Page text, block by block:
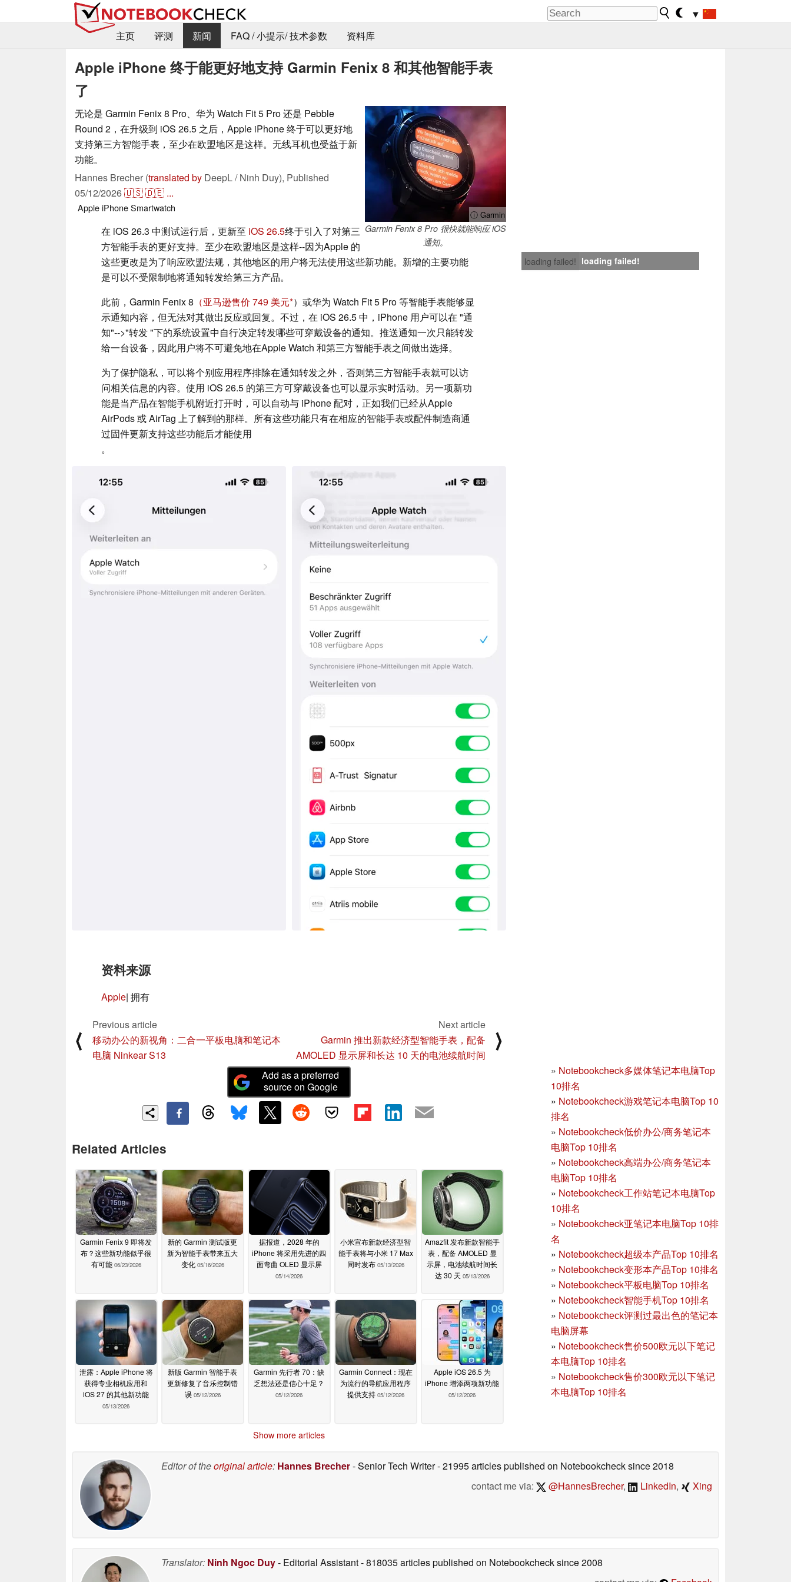
▼
主页
评测 新闻 FAQ / 小提示/ 技术参数 资料库
Apple iPhone 终于能更好地支持 Garmin Fenix 8 和其他智能手表
了
ⓘ Garmin
Garmin Fenix 8 Pro 很快就能响应 iOS
通知。
无论是 Garmin Fenix 8 Pro、华为 Watch Fit 5 Pro 还是 Pebble
Round 2，在升级到 iOS 26.5 之后，Apple iPhone 终于可以更好地
支持第三方智能手表，至少在欧盟地区是这样。无线耳机也受益于新
功能。
Hannes Brecher (translated by DeepL / Ninh Duy), Published
05/12/2026🇺🇸🇩🇪 ...
AppleiPhoneSmartwatch
loading failed! loading failed!
在 iOS 26.3 中测试运行后，更新至 iOS 26.5终于引入了对第三
方智能手表的更好支持。至少在欧盟地区是这样--因为Apple 的
这些更改是为了响应欧盟法规，其他地区的用户将无法使用这些新功能。新增的主要功能
是可以不受限制地将通知转发给第三方产品。
此前，Garmin Fenix 8 （亚马逊售价 749 美元 ）或华为 Watch Fit 5 Pro 等智能手表能够显
示通知内容，但无法对其做出反应或回复。不过，在 iOS 26.5 中，iPhone 用户可以在 "通
知"-->"转发 "下的系统设置中自行决定转发哪些可穿戴设备的通知。推送通知一次只能转发
给一台设备，因此用户将不可避免地在Apple Watch 和第三方智能手表之间做出选择。
为了保护隐私，可以将个别应用程序排除在通知转发之外，否则第三方智能手表就可以访
问相关信息的内容。使用 iOS 26.5 的第三方可穿戴设备也可以显示实时活动。另一项新功
能是当产品在智能手机附近打开时，可以自动与 iPhone 配对，正如我们已经从Apple
AirPods 或 AirTag 上了解到的那样。所有这些功能只有在相应的智能手表或配件制造商通
过固件更新支持这些功能后才能使用
。
资料来源
Apple| 拥有
⟨
Previous article
移动办公的新视角：二合一平板电脑和笔记本
电脑 Ninkear S13
Next article
Garmin 推出新款经济型智能手表，配备
AMOLED 显示屏和长达 10 天的电池续航时间
⟩
» Notebookcheck多媒体笔记本电脑Top
10排名
» Notebookcheck游戏笔记本电脑Top 10
排名
» Notebookcheck低价办公/商务笔记本
电脑Top 10排名
» Notebookcheck高端办公/商务笔记本
电脑Top 10排名
» Notebookcheck工作站笔记本电脑Top
10排名
» Notebookcheck亚笔记本电脑Top 10排
名
» Notebookcheck超级本产品Top 10排名
» Notebookcheck变形本产品Top 10排名
» Notebookcheck平板电脑Top 10排名
» Notebookcheck智能手机Top 10排名
» Notebookcheck评测过最出色的笔记本
电脑屏幕
» Notebookcheck售价500欧元以下笔记
本电脑Top 10排名
» Notebookcheck售价300欧元以下笔记
本电脑Top 10排名
Add as a preferred
source on Google
Related Articles
Garmin Fenix 9 即将发
布？这些新功能似乎很
有可能 06/23/2026
新的 Garmin 测试版更
新为智能手表带来五大
变化 05/16/2026
据报道，2028 年的
iPhone 将采用先进的四
面弯曲 OLED 显示屏
05/14/2026
小米宣布新款经济型智
能手表将与小米 17 Max
同时发布 05/13/2026
Amazfit 发布新款智能手
表，配备 AMOLED 显
示屏，电池续航时间长
达 30 天 05/13/2026
泄露：Apple iPhone 将
获得专业相机应用和
iOS 27 的其他新功能
05/13/2026
新版 Garmin 智能手表
更新修复了音乐控制错
误 05/12/2026
Garmin 先行者 70：缺
乏想法还是信心十足？
05/12/2026
Garmin Connect：现在
为流行的导航应用程序
提供支持 05/12/2026
Apple iOS 26.5 为
iPhone 增添两项新功能
05/12/2026
Show more articles
Editor of theoriginal article: Hannes Brecher- Senior Tech Writer- 21995 articles published on Notebookchecksince 2018
contact me via:
@HannesBrecher, LinkedIn, Xing
Translator: Ninh Ngoc Duy- Editorial Assistant- 818035 articles published on Notebookchecksince 2008